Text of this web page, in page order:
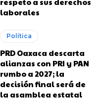
laborales
Política
PRD Oaxaca descarta
alianzas con PRI y PAN
rumbo a 2027; la
decisión final será de
la asamblea estatal